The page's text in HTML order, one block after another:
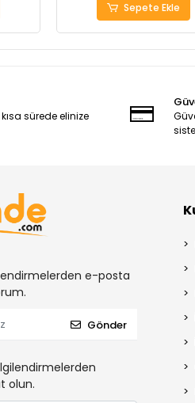
Sepete Ekle
sürede elinize
e-posta
Gönder
olun.